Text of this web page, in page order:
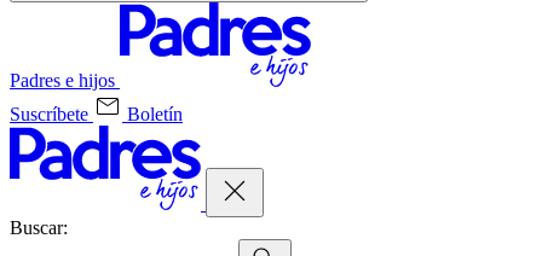
Padres e hijos
Suscríbete
Boletín
Buscar: